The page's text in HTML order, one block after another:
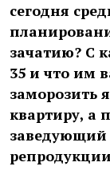
сегодня
зачатию? С
35 и что им
заморозить
квартиру, а
заведующий